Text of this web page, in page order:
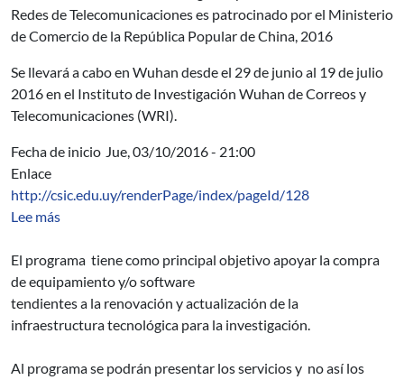
Redes de Telecomunicaciones es patrocinado por el Ministerio
de Comercio de la República Popular de China, 2016
Se llevará a cabo en Wuhan desde el 29 de junio al 19 de julio
2016 en el Instituto de Investigación Wuhan de Correos y
Telecomunicaciones (WRI).
Fecha de inicio Jue, 03/10/2016 - 21:00
Enlace
http://csic.edu.uy/renderPage/index/pageId/128
Lee mássobre Programa de Fortalecimiento del Equipamiento
El programa tiene como principal objetivo apoyar la compra
de equipamiento y/o software
tendientes a la renovación y actualización de la
infraestructura tecnológica para la investigación.
Al programa se podrán presentar los servicios y no así los